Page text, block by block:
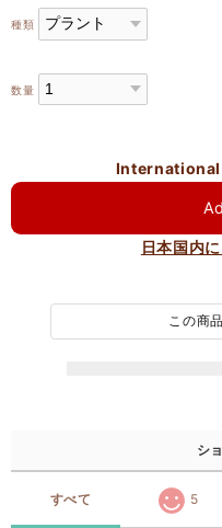
種類
数量
日本国内
この商
シ
すべて 5